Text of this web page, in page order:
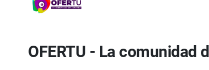
OFERTU - La comunidad